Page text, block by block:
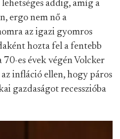
addig, amíg a
ergo nem nő a
az igazi gyomros
hozta fel a fentebb
es évek végén Volcker
infláció ellen, hogy páros
gazdaságot recesszióba